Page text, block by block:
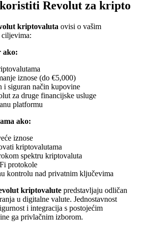
Revolut za kripto
kriptovaluta ovisi o vašim
ciljevima:
ako:
iznose (do €5,000)
i siguran način kupovine
za druge financijske usluge
platformu
ako:
iznose
kriptovalutama
spektru kriptovaluta
protokole
kontrolu nad privatnim ključevima
kriptovalute predstavljaju odličan
u digitalne valute. Jednostavnost
i integracija s postojećim
ga privlačnim izborom.